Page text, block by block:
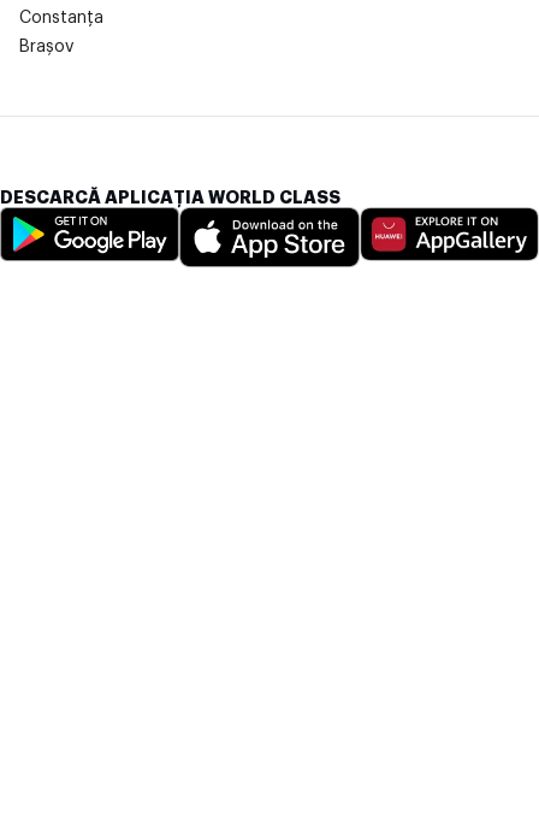
Constanța
Brașov
DESCARCĂ APLICAȚIA WORLD CLASS